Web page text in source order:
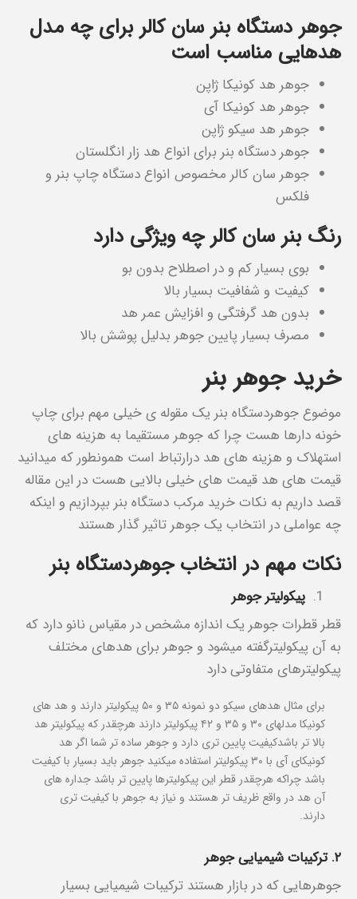
جوهر دستگاه بنر سان کالر برای چه مدل
هدهایی مناسب است
جوهر هد کونیکا ژاپن
جوهر هد کونیکا آی
جوهر هد سیکو ژاپن
جوهر دستگاه بنر برای انواع هد زار انگلستان
جوهر سان کالر مخصوص انواع دستگاه چاپ بنر و
فلکس
رنگ بنر سان کالر چه ویژگی دارد
بوی بسیار کم و در اصطلاح بدون بو
کیفیت و شفافیت بسیار بالا
بدون هد گرفتگی و افزایش عمر هد
مصرف بسیار پایین جوهر بدلیل پوشش بالا
خرید جوهر بنر
موضوع جوهردستگاه بنر یک مقوله ی خیلی مهم برای چاپ
خونه دارها هست چرا که جوهر مستقیما به هزینه های
استهلاک و هزینه های هد درارتباط است همونطور که میدانید
قیمت های هد قیمت های خیلی بالایی هست در این مقاله
قصد داریم به نکات خرید مرکب دستگاه بنر بپردازیم و اینکه
چه عواملی در انتخاب یک جوهر تاثیر گذار هستند
نکات مهم در انتخاب جوهردستگاه بنر
پیکولیتر جوهر
قطر قطرات جوهر یک اندازه مشخص در مقیاس نانو دارد که
به آن پیکولیترگفته میشود و جوهر برای هدهای مختلف
پیکولیترهای متفاوتی دارد
برای مثال هدهای سیکو دو نمونه ۳۵ و ۵۰ پیکولیتر دارند و هد های
کونیکا مدلهای ۳۰ و ۳۵ و ۴۲ پیکولیتر دارند هرچقدر که پیکولیتر هد
بالا تر باشدکیفیت پایین تری دارد و جوهر ساده تر شما اگر هد
کونیکای آی با ۳۰ پیکولیتر استفاده میکنید جوهر باید بسیار با کیفیت
باشد چراکه هرچقدر قطر این پیکولیترها پایین تر باشد جداره های
آن هد در واقع ظریف تر هستند و نیاز به جوهر با کیفیت تری
دارند.
۲. ترکیبات شیمیایی جوهر
جوهرهایی که در بازار هستند ترکیبات شیمیایی بسیار